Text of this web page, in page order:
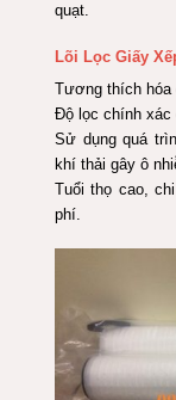
quạt.
Lõi Lọc Giấy
Tương thích hóa
Độ lọc chính xác
Sử dụng quá
khí thải gây ô
Tuổi thọ cao,
phí.